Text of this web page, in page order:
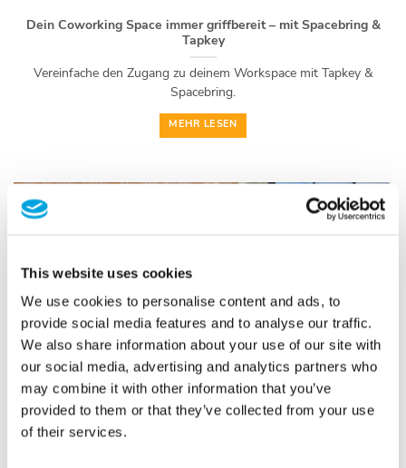
This website uses cookies
We use cookies to personalise content and ads, to
provide social media features and to analyse our traffic.
We also share information about your use of our site with
our social media, advertising and analytics partners who
may combine it with other information that you’ve
provided to them or that they’ve collected from your use
of their services.
Dein Coworking Space immer griffbereit – mit Spacebring &
Tapkey
Vereinfache den Zugang zu deinem Workspace mit Tapkey &
Spacebring.
MEHR LESEN
Brenter Balkone: Smarter Zugang für den Familienbetrieb
Brenter Balkone digitalisiert den Zugang mit Tapkey: Einfache,
flexible und sichere Zutrittskontrolle als Teil der [...]
06